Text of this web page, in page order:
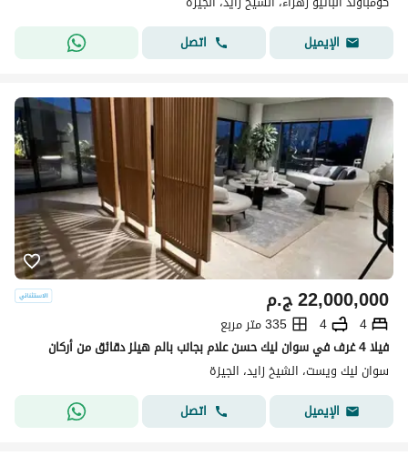
الإيميل
اتصل
ج.م22,000,000
4
4
335 متر مربع
فيلا 4 غرف في سوان ليك حسن علام بجانب بالم هيلز دقائق من أركان
سوان ليك ويست، الشيخ زايد، الجيزة
الإيميل
اتصل